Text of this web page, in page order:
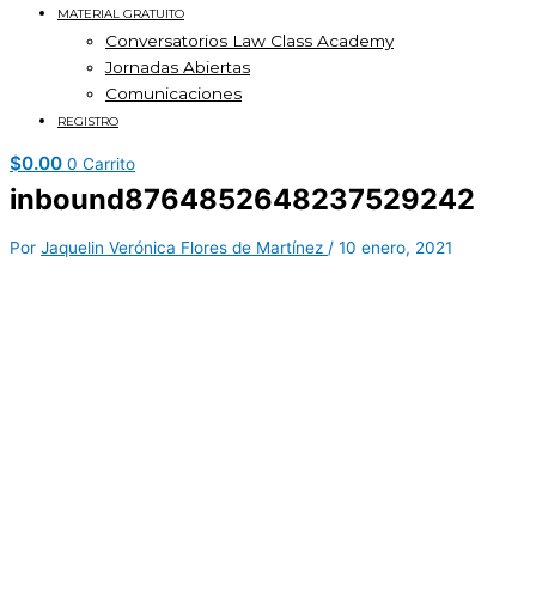
MATERIAL GRATUITO
Conversatorios Law Class Academy
Jornadas Abiertas
Comunicaciones
REGISTRO
$0.00 0 Carrito
inbound8764852648237529242
Por Jaquelin Verónica Flores de Martínez / 10 enero, 2021